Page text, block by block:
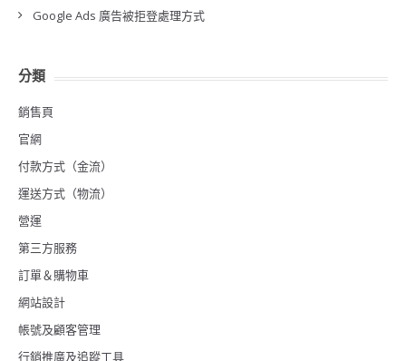
Google Ads 廣告被拒登處理方式
分類
銷售頁
官網
付款方式（金流）
運送方式（物流）
營運
第三方服務
訂單＆購物車
網站設計
帳號及顧客管理
行銷推廣及追蹤工具